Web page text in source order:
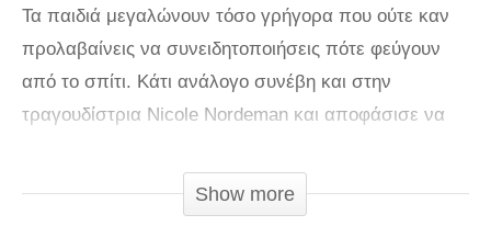
Τα παιδιά μεγαλώνουν τόσο γρήγορα που ούτε καν
προλαβαίνεις να συνειδητοποιήσεις πότε φεύγουν
από το σπίτι. Κάτι ανάλογο συνέβη και στην
τραγουδίστρια Nicole Nordeman και αποφάσισε να
Down» και έχει συγκινήσει εκατομμύρια γονείς από
όλο τον κόσμο. Κάτι οι τρυφεροί του στίχοι, κάτι οι
Show more